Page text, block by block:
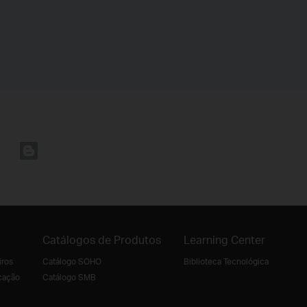
Catálogos de Produtos
Catálogo SOHO
Catálogo SMB
Learning Center
Biblioteca Tecnológica